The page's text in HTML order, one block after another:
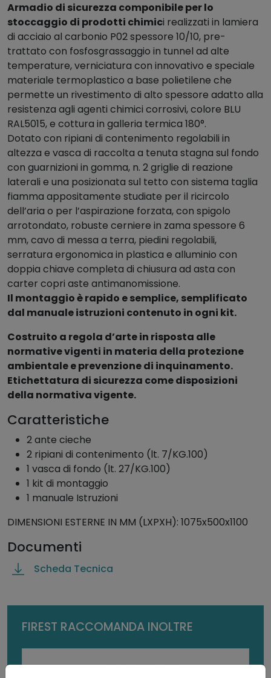
n
i
b
i
l
e
p
e
r
l
i
q
u
i
d
i
c
h
i
m
i
c
1
2
3
l
t
q
à
Armadio di sicurezza componibile per lo
stoccaggio di prodotti chimici realizzati in lamiera
di acciaio al carbonio P02 spessore 10/10, pre-
trattato con fosfosgrassaggio in tunnel ad alte
temperature, verniciatura con innovativo e speciale
materiale termoplastico a base polietilene che
permette un rivestimento di alto spessore adatto alla
resistenza agli agenti chimici corrosivi, colore BLU
RAL5015, e cottura in galleria termica 180°.
Dotato con ripiani di contenimento regolabili in
altezza e vasca di raccolta a tenuta stagna sul fondo
con guarnizioni in gomma, n. 2 griglie di reazione
laterali e una posizionata sul tetto con sistema taglia
fiamma appositamente studiate per il ricircolo
dell’aria o per l’aspirazione forzata, con spigolo
arrotondato, robuste cerniere in zama spessore 6
mm, cavo di messa a terra, piedini regolabili,
serratura ergonomica in plastica e alluminio con
doppia chiave completa di chiusura ad asta con
carter copri aste antimanomissione.
Il montaggio è rapido e semplice, semplificato
dal manuale istruzioni contenuto in ogni kit.
Costruito a regola d’arte in risposta alle
normative vigenti in materia della protezione
ambientale e prevenzione di inquinamento.
Etichettatura di sicurezza come disposizioni
della normativa vigente.
Caratteristiche
2 ante cieche
2 ripiani di contenimento (lt. 7/KG.100)
1 vasca di fondo (lt. 27/KG.100)
1 kit di montaggio
1 manuale Istruzioni
DIMENSIONI ESTERNE IN MM (LXPXH): 1075x500x1100
Documenti
Scheda Tecnica
FIREST RACCOMANDA INOLTRE